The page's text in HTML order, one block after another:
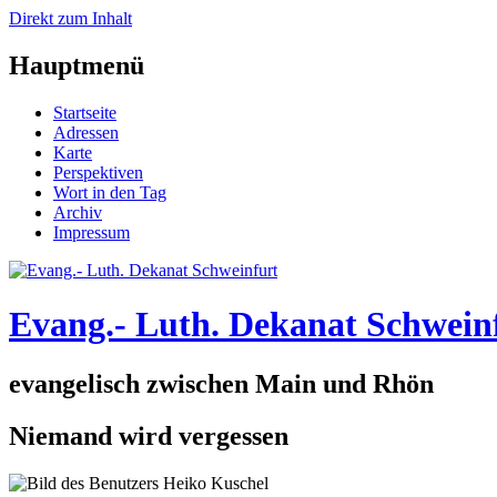
Direkt zum Inhalt
Hauptmenü
Startseite
Adressen
Karte
Perspektiven
Wort in den Tag
Archiv
Impressum
Evang.- Luth. Dekanat
evangelisch zwischen Main und Rhön
Niemand wird vergessen